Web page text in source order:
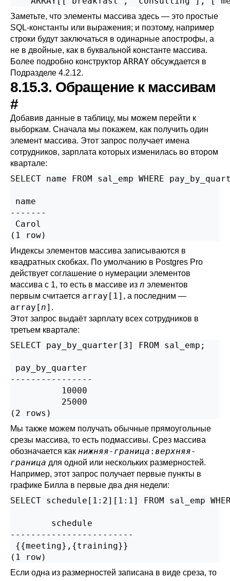
Заметьте, что элементы массива здесь — это простые
SQL-константы или выражения; и поэтому, например
строки будут заключаться в одинарные апострофы, а
не в двойные, как в буквальной константе массива.
Более подробно конструктор ARRAY обсуждается в
Подразделе 4.2.12.
8.15.3. Обращение к массивам
#
Добавив данные в таблицу, мы можем перейти к
выборкам. Сначала мы покажем, как получить один
элемент массива. Этот запрос получает имена
сотрудников, зарплата которых изменилась во втором
квартале:
SELECT name FROM sal_emp WHERE
name
-------
Carol
(1 row)
Индексы элементов массива записываются в
квадратных скобках. По умолчанию в Postgres Pro
действует соглашение о нумерации элементов
массива с 1, то есть в массиве из n элементов
первым считается array[1] , а последним —
array[n] .
Этот запрос выдаёт зарплату всех сотрудников в
третьем квартале:
SELECT pay_by_quarter[3] FROM sal_emp;
pay_by_quarter
----------------
          10000
          25000
(2 rows)
Мы также можем получать обычные прямоугольные
срезы массива, то есть подмассивы. Срез массива
обозначается как нижняя-граница : верхняя-
граница для одной или нескольких размерностей.
Например, этот запрос получает первые пункты в
графике Билла в первые два дня недели:
SELECT schedule[1:2][1:1] FROM sal_emp
        schedule
------------------------
{{meeting},{training}}
(1 row)
Если одна из размерностей записана в виде среза, то